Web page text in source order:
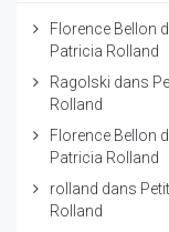
Florence Bellon
Patricia Rolland
Ragolski dans
Rolland
Florence Bellon
Patricia Rolland
rolland dans
Rolland